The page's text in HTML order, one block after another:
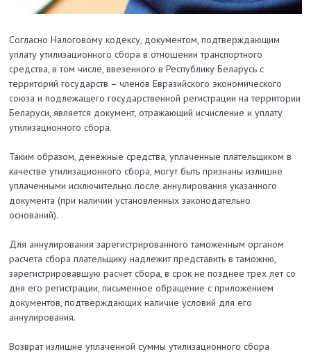
Согласно Налоговому кодексу, документом, подтверждающим
уплату утилизационного сбора в отношении транспортного
средства, в том числе, ввезенного в Республику Беларусь с
территорий государств – членов Евразийского экономического
союза и подлежащего государственной регистрации на территории
Беларуси, является документ, отражающий исчисление и уплату
утилизационного сбора.
Таким образом, денежные средства, уплаченные плательщиком в
качестве утилизационного сбора, могут быть признаны излишне
уплаченными исключительно после аннулирования указанного
документа (при наличии установленных законодательно
оснований).
Для аннулирования зарегистрированного таможенным органом
расчета сбора плательщику надлежит представить в таможню,
зарегистрировавшую расчет сбора, в срок не позднее трех лет со
дня его регистрации, письменное обращение с приложением
документов, подтверждающих наличие условий для его
аннулирования.
Возврат излишне уплаченной суммы утилизационного сбора